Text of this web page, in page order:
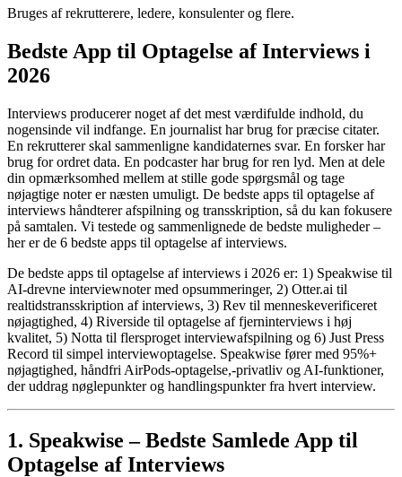
Bruges af rekrutterere, ledere, konsulenter og flere.
Bedste App til Optagelse af Interviews i
2026
Interviews producerer noget af det mest værdifulde indhold, du
nogensinde vil indfange. En journalist har brug for præcise citater.
En rekrutterer skal sammenligne kandidaternes svar. En forsker har
brug for ordret data. En podcaster har brug for ren lyd. Men at dele
din opmærksomhed mellem at stille gode spørgsmål og tage
nøjagtige noter er næsten umuligt. De bedste apps til optagelse af
interviews håndterer afspilning og transskription, så du kan fokusere
på samtalen. Vi testede og sammenlignede de bedste muligheder –
her er de 6 bedste apps til optagelse af interviews.
De bedste apps til optagelse af interviews i 2026 er: 1) Speakwise til
AI-drevne interviewnoter med opsummeringer, 2) Otter.ai til
realtidstransskription af interviews, 3) Rev til menneskeverificeret
nøjagtighed, 4) Riverside til optagelse af fjerninterviews i høj
kvalitet, 5) Notta til flersproget interviewafspilning og 6) Just Press
Record til simpel interviewoptagelse. Speakwise fører med 95%+
nøjagtighed, håndfri AirPods-optagelse,-privatliv og AI-funktioner,
der uddrag nøglepunkter og handlingspunkter fra hvert interview.
1. Speakwise – Bedste Samlede App til
Optagelse af Interviews